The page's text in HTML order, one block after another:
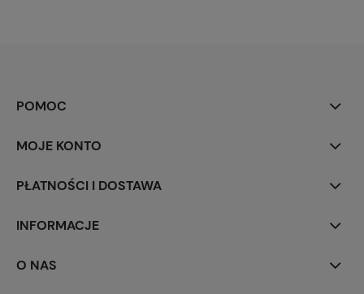
POMOC
MOJE KONTO
PŁATNOŚCI I DOSTAWA
INFORMACJE
O NAS